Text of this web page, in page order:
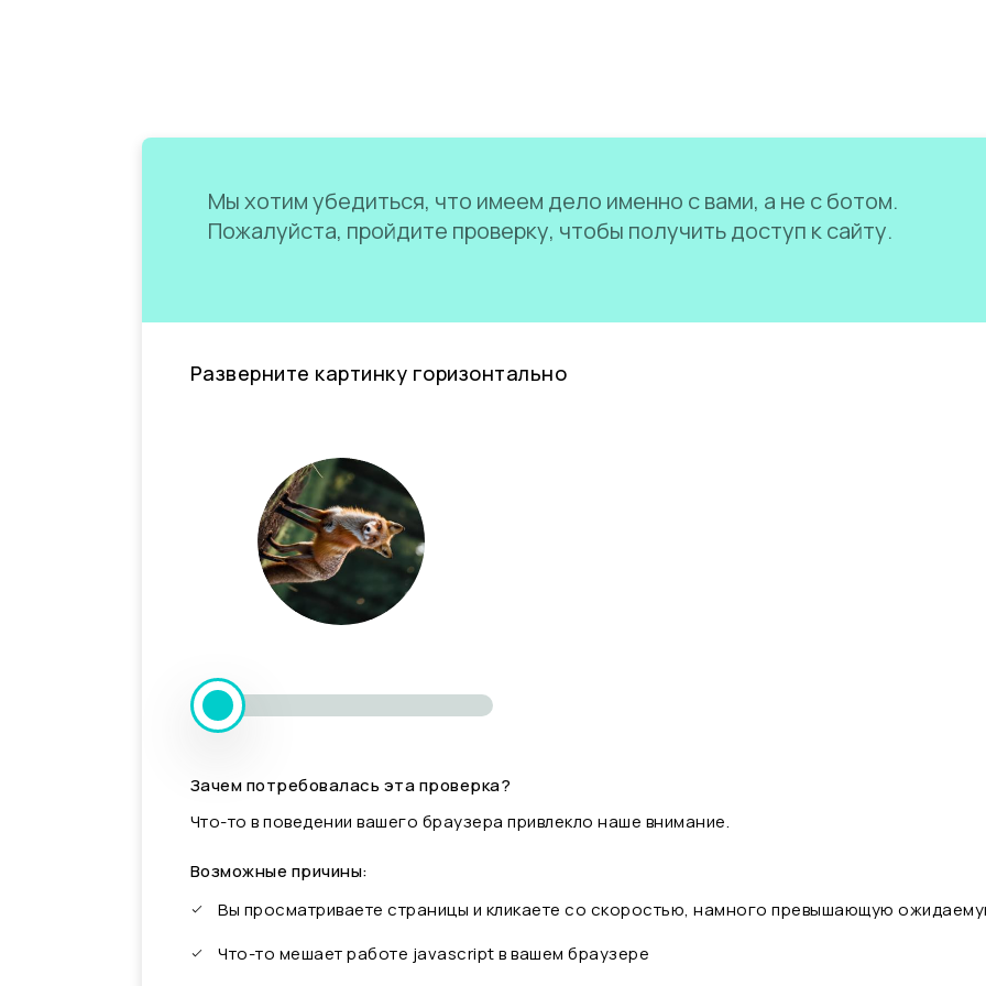
Мы хотим убедиться, что имеем дело именно с вами, а не с ботом.
Пожалуйста, пройдите проверку, чтобы получить доступ к сайту.
Разверните картинку горизонтально
Зачем потребовалась эта проверка?
Что-то в поведении вашего браузера привлекло наше внимание.
Возможные причины:
Вы просматриваете страницы и кликаете со скоростью, намного превышающую
Что-то мешает работе javascript в вашем браузере